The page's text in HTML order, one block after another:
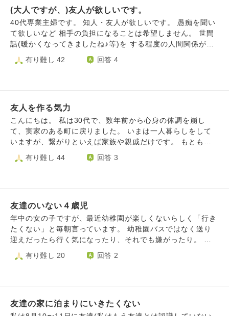
の前だと嫌われたくない気持ちから、素を見せられないとこ
ろもあります。 もし、世の中の価値観で孤独な人が優れて
いるとされていて、友達のいない人が大半を占める世界な
ら、私は友達のいない自分を受け入れ、安心して生きていけ
ると思います。 気疲れしやすく、一人でいたいけど、孤独
は嫌です。この世の中にいる限り、自分に自信を持つことは
いのか分かりません。 どうかアドバイスいただけますと幸
いです。
イミングで会話に入っていいのか分からないこと、人見知り
も相まって人との距離感を上手く掴めず親交を深めるのが難
しいです。また、父親や親族、小中学校の同級生等周りから
全否定され続けて育ってしまったので、顔色を伺ってしまい
は良くなかったかもしれない…とぐるぐる考えてしまいま
とで、到底人に話せない趣味でして、好きなことや休日の過
ごし方も話せず、自己開示ができないので完全に負のループ
に陥っています。再来年で大学も卒業なのですが、このまま
友人ができないのではないかと不安になります。変な話ネッ
トでも友達を探そうと思い、実際にネット友達とあって遊び
ますが、大学卒業同様に共通のジャンルが無くなれば話題が
うのに、23歳にもなって母親しか身近に話せる人がおらずこ
れからの人生がとても不安です。
す。一緒に授業を受ける子は全然仲はいいのですが中高で絡
んできた子とは少しばかりノリが違く静かめの子で自分から
話しかけないとあまり喋らない子ばかりです。授業では1人
で受けてる子なんて山ほどいるのに自分は周りにあの子ひと
しばかり嫌です。自分とノリが合う友達もいますがその子は
びたいし、男女の宅飲みとかもやってみたいです。授業はそ
の子たちじゃなくてもいいからとりあえずノリの合う子3人
くらいと一緒に受けたいと思っています。しかし就活も始ま
るし単位も取らないといけないで正直もう理想の大学生活は
章で申し訳ありません。ご回答いただけると幸いです。
(大人ですが、)友人が欲しいです。
40代専業主婦です。 知人・友人が欲しいです。 愚痴を聞い
て欲しいなど 相手の負担になることは希望しません。 世間
話(暖かくなってきましたね♪等)を する程度の人間関係が欲
しいのです。 (好きな語学講座に通ってみましたが、 関係を
作れず😭。 再チャレンジしてみます。) 生死に関わる悩みで
かというと聞き役に。 ②重い話はしない。 ③相手が困って
いるようなら、それとなく気にかける (しつこく探らず、 そ
れとなく味方だよー。的な。) です。 自分では 自身を 悪い
人間ではないと思うのですが、 なかなか 友人・知人関係に
生時代から友人は少ない。 自分の親族と付き合いはないで
います。 過去に、 悩みをリアルな場面で 打ち明け 「あな
たは恵まれている。 (確かに、本当の無縁者ではない。 食事
に困っているとかではない。)」と 言っていただいたことが
あり、 それには感謝したのですが、、 単に知人・友人が欲
いのです。 一日中 誰とも話さないときもあり.. 悲しくなり
有り難し 42 回答 4
友人を作る気力
こんにちは。 私は30代で、数年前から心身の体調を崩し
て、実家のある町に戻りました。 いまは一人暮らしをして
いますが、繋がりといえば家族や親戚だけです。 もともと
住んでいた土地では、家族が側にいない代わりに友達が多く
いました。 ですがこの数年は、友人を作る気力がなく、お
です。 そんな中で、理解してくれる友人を探すのも一苦労
だと思ってしまっています。 まわりとの価値観の違いも大
きくなっている気がして、元々連絡をとっていた人達とも疎
遠になりつつあります。 私は体調を崩してから、あまり頑
に気がつき、自分を大事にしたいと思いました。 ですが、
響されやすい体質で、人の悲しみや苦しみなどに反応してし
まいます。エンパスというみたいです。 私はこれから、ひ
有り難し 44 回答 3
友達のいない４歳児
年中の女の子ですが、最近幼稚園が楽しくないらしく「行き
たくない」と毎朝言っています。 幼稚園バスではなく送り
迎えだったら行く気になったり、それでも嫌がったり。 何
となく話を聞いていると、一緒に遊ぶお友達がいないから楽
しくないと言っている感じがしています。 娘はかなり小規
ている感じでは無いそうです。 そんな感じなので娘は今ま
有り難し 20 回答 2
友達の家に泊まりにいきたくない